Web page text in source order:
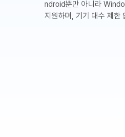
ndroid뿐만 아니라
지원하며, 기기 대수 제한